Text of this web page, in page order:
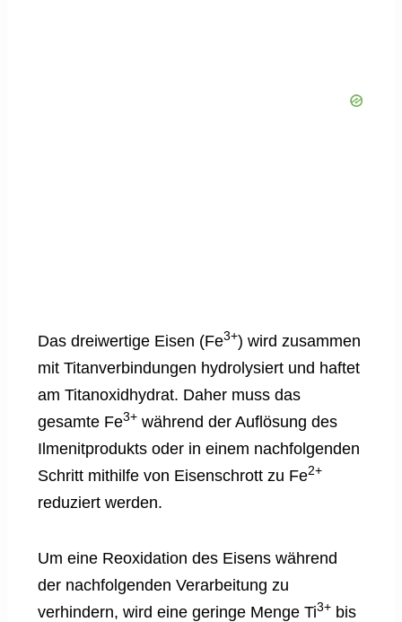
Das dreiwertige Eisen (Fe3+) wird zusammen
mit Titanverbindungen hydrolysiert und haftet
am Titanoxidhydrat. Daher muss das
gesamte Fe3+ während der Auflösung des
Ilmenitprodukts oder in einem nachfolgenden
Schritt mithilfe von Eisenschrott zu Fe2+
reduziert werden.
Um eine Reoxidation des Eisens während
der nachfolgenden Verarbeitung zu
verhindern, wird eine geringe Menge Ti3+ bis